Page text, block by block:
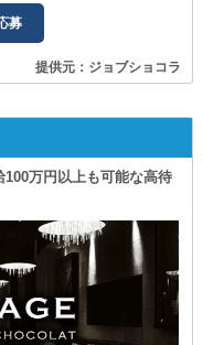
募
提供元：ジョブショコラ
100万円以上も可能な高待